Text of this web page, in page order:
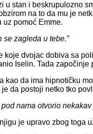
stan i beskrupulozno
na to da mu je
pomoć Emme.
se zagleda u tebe.”
dvojac dobiva sa
Iselin. Tada započinje
da ima hipnotičku
da postoji netko tko
nama otvorio
je upravo zbog toga